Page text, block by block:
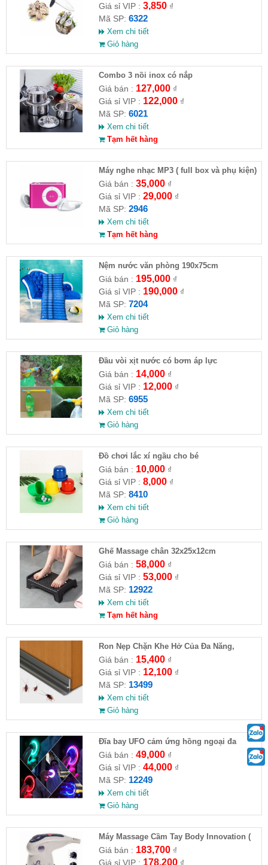
Giá sỉ VIP : 3,850₫
Mã SP: 6322
Xem chi tiết
Giỏ hàng
Combo 3 nồi inox có nắp
Giá bán : 127,000₫
Giá sỉ VIP : 122,000₫
Mã SP: 6021
Xem chi tiết
Tạm hết hàng
Máy nghe nhạc MP3 ( full box và phụ kiện)
Giá bán : 35,000₫
Giá sỉ VIP : 29,000₫
Mã SP: 2946
Xem chi tiết
Tạm hết hàng
Nệm nước văn phòng 190x75cm
Giá bán : 195,000₫
Giá sỉ VIP : 190,000₫
Mã SP: 7204
Xem chi tiết
Giỏ hàng
Đầu vòi xịt nước có bơm áp lực
Giá bán : 14,000₫
Giá sỉ VIP : 12,000₫
Mã SP: 6955
Xem chi tiết
Giỏ hàng
Đồ chơi lắc xí ngầu cho bé
Giá bán : 10,000₫
Giá sỉ VIP : 8,000₫
Mã SP: 8410
Xem chi tiết
Giỏ hàng
Ghế Massage chân 32x25x12cm
Giá bán : 58,000₫
Giá sỉ VIP : 53,000₫
Mã SP: 12922
Xem chi tiết
Tạm hết hàng
Ron Nẹp Chặn Khe Hở Của Đa Năng,
Chống Côn Trùng( HĐ )
Giá bán : 15,400₫
Giá sỉ VIP : 12,100₫
Mã SP: 13499
Xem chi tiết
Giỏ hàng
Đĩa bay UFO cảm ứng hồng ngoại đa
chiều tự động bay về
Giá bán : 49,000₫
Giá sỉ VIP : 44,000₫
Mã SP: 12249
Xem chi tiết
Giỏ hàng
Máy Massage Cầm Tay Body Innovation (
HĐ )
Giá bán : 183,700₫
Giá sỉ VIP : 178,200₫